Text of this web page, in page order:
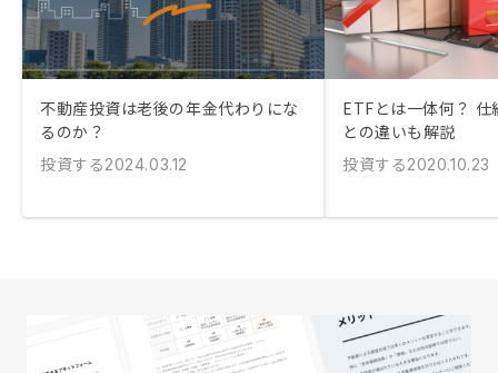
不動産投資は老後の年金代わりにな
るのか？
投資する2024.03.12
ETFとは一体何？ 仕
との違いも解説
投資する2020.10.23